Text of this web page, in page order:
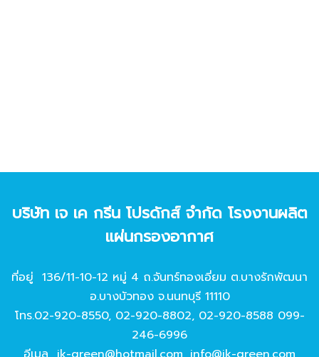
บริษัท เจ เค กรีน โปรดักส์ จํากัด โรงงานผลิต
แผ่นกรองอากาศ
ที่อยู่ 136/11-10-12 หมู่ 4 ถ.จันทร์ทองเอี่ยม ต.บางรักพัฒนา
อ.บางบัวทอง จ.นนทบุรี 11110
โทร.02-920-8550, 02-920-8802, 02-920-8588 099-
246-6996